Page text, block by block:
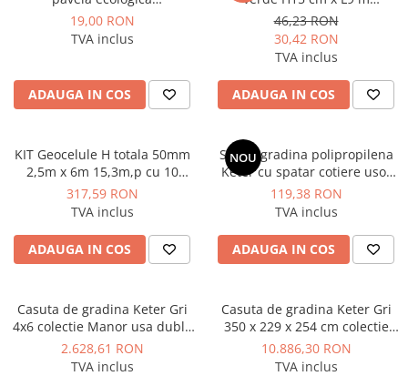
Canalizare exterioara
Distributie apa
Instalatii de gaz
Fitinguri gaz
Vane de gaz si robineti
Aparate sudura si dispozitive gaz
Izolatii tehnice
Izolatii pentru sisteme solare
Izolatii pentru tevi si conducte
Polistiren expandat
Hexpave/Bordura NewFixLight
Negru 203x16x17 (1pachet =
19,00 RON
TVA inclus
ADAUGA IN COS
Vodaland gama Terra
46,23 RON
30,42 RON
TVA inclus
ADAUGA IN COS
KIT Geocelule H totala 50mm
2,5m x 6m 15,3m,p cu 10
ancore otel zincat incluse
Vodaland gama Terra
317,59 RON
TVA inclus
ADAUGA IN COS
NOU
Scaun gradina polipropilena
Keter cu spatar cotiere usor
rotunjite cappuccino
61.5x58.5x79 cm rezistent UV
119,38 RON
TVA inclus
ADAUGA IN COS
Casuta de gradina Keter Gri
4x6 colectie Manor usa dubla
ferestre ventilatie
2.628,61 RON
TVA inclus
Casuta de gradina Keter Gri
350 x 229 x 254 cm colectie
Oakland 1175 SD usa dubla
podea ferestre ventilatie
10.886,30 RON
TVA inclus